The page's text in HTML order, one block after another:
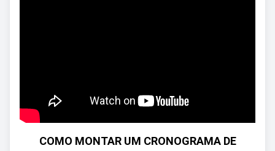
COMO MONTAR UM CRONOGRAMA DE